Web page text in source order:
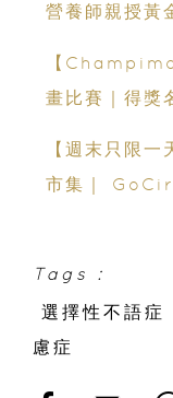
營養師親授黃
【
畫比賽｜得獎
【週末只限
市集｜
Tags :
選擇性不語症
慮症